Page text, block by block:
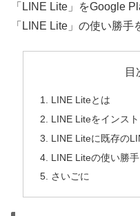
「LINE Lite」をGoogle
「LINE Lite」の使い勝手
目
LINE Liteとは
LINE Liteをインス
LINE Liteに既存の
LINE Liteの使い勝手
さいごに